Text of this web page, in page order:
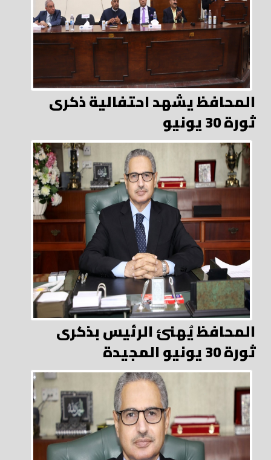
المحافظ يشهد احتفالية ذكرى
ثورة 30 يونيو
المحافظ يُهنئ الرئيس بذكرى
ثورة 30 يونيو المجيدة